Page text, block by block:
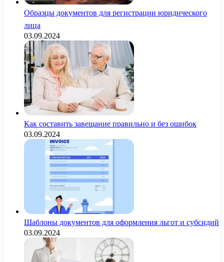
Образцы документов для регистрации юридического
лица
03.09.2024
Как составить завещание правильно и без ошибок
03.09.2024
Шаблоны документов для оформления льгот и субсидий
03.09.2024